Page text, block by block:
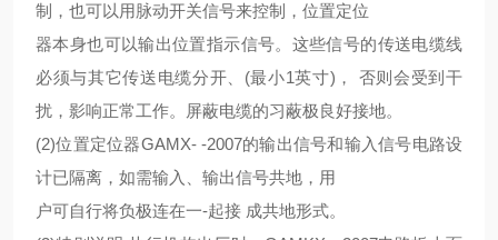
制，也可以用脉动开关信号来控制，位置定位
器本身也可以输出位置指示信号。这些信号的传送电缆线
必须与其它传送电缆分开、(最小1英寸)， 否则会受到干
扰，影响正常工作。屏蔽电缆的习蔽极良好接地。
(2)位置定位器GAMX- -2007的输出信号和输入信号电路设
计已隔离，如需输入、输出信号共地，用
户可自行将负极连在一-起接 成共地形式。